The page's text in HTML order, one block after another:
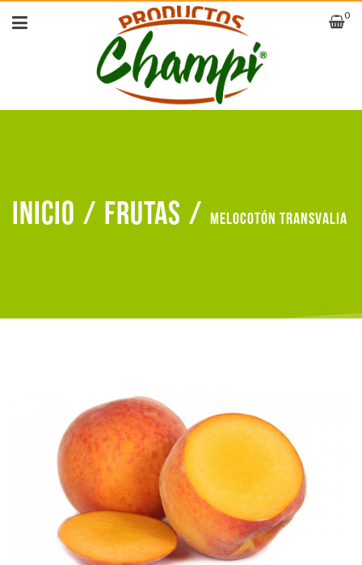
0
Inicio / Frutas / Melocotón transvalia